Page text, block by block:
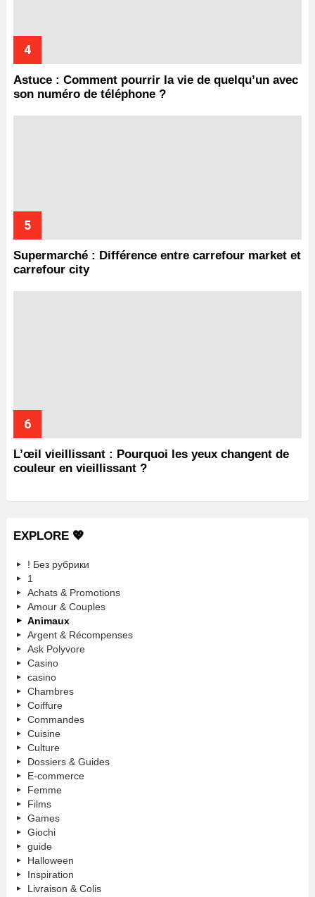
Astuce : Comment pourrir la vie de quelqu’un avec
son numéro de téléphone ?
Supermarché : Différence entre carrefour market et
carrefour city
L’œil vieillissant : Pourquoi les yeux changent de
couleur en vieillissant ?
EXPLORE 💖
! Без рубрики
1
Achats & Promotions
Amour & Couples
Animaux
Argent & Récompenses
Ask Polyvore
Casino
casino
Chambres
Coiffure
Commandes
Cuisine
Culture
Dossiers & Guides
E-commerce
Femme
Films
Games
Giochi
guide
Halloween
Inspiration
Livraison & Colis